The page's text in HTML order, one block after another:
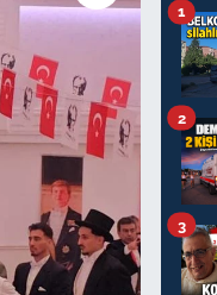
1
2
3